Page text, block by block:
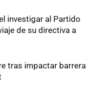
investigar al Partido
de su directiva a
tras impactar barrera